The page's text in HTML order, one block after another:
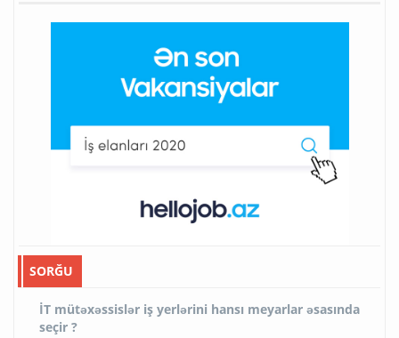
SORĞU
İT mütəxəssislər iş yerlərini hansı meyarlar əsasında
seçir ?